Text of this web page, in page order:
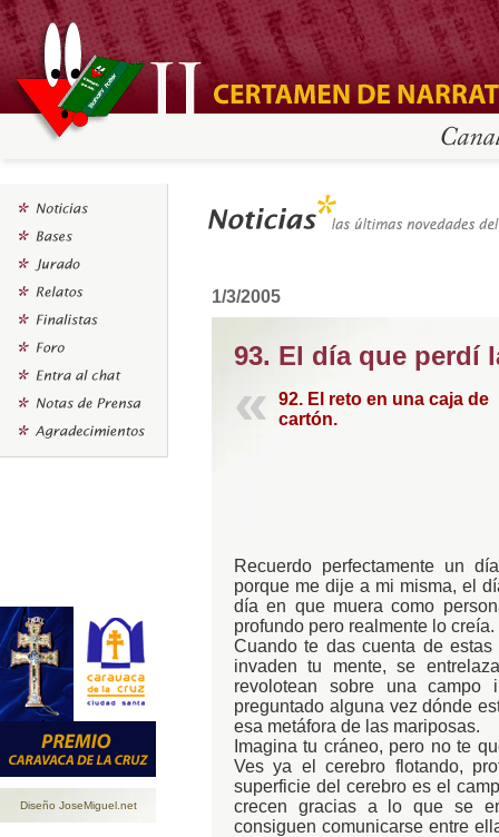
Diseño JoseMiguel.net
1/3/2005
93. El día que perdí
92. El reto en una caja de
cartón.
Recuerdo perfectamente un
porque me dije a mi misma, el
día en que muera como
profundo pero realmente lo creía.
Cuando te das cuenta de
invaden tu mente, se
revolotean sobre una campo
preguntado alguna vez dónde
esa metáfora de las mariposas.
Imagina tu cráneo, pero no te
Ves ya el cerebro flotando,
superficie del cerebro es el
crecen gracias a lo que se
consiguen comunicarse entre